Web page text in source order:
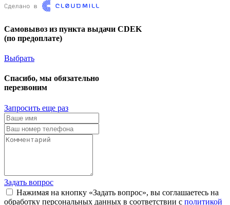
Самовывоз из пункта выдачи CDEK
(по предоплате)
Выбрать
Спасибо, мы обязательно
перезвоним
Запросить еще раз
Задать вопрос
Нажимая на кнопку «Задать вопрос», вы соглашаетесь на
обработку персональных данных в соответствии с политикой